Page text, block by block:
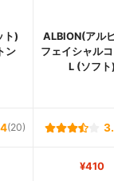
ト)
ン
ALBION(アル
フェイシャル
L (ソフト
(20)
¥410